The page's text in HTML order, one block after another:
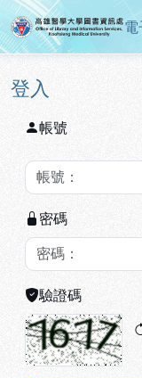
跳到主要內容
:::
高雄醫學
:::
登入
帳號
密碼
驗證碼